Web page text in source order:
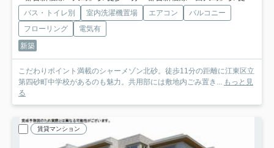
バス・トイレ別 室内洗濯機置場 エアコン
バルコニー
フローリング
電気有
新築
こだわりポイント満載のシャーメゾン北砂。徒歩11分の距離に江東区立
第四砂町中学校があるのも魅力。共用部には敷地内ごみ置き... もっと見
る
賃貸マンション